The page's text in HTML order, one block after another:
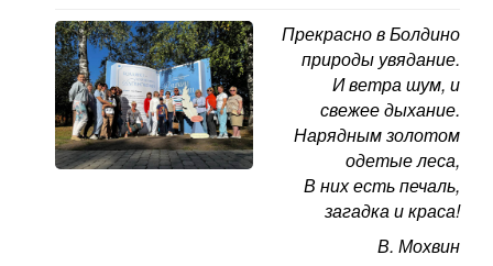
Прекрасно в Болдино
природы увядание.
И ветра шум, и
свежее дыхание.
Нарядным золотом
одетые леса,
В них есть печаль,
загадка и краса!
В. Мохвин